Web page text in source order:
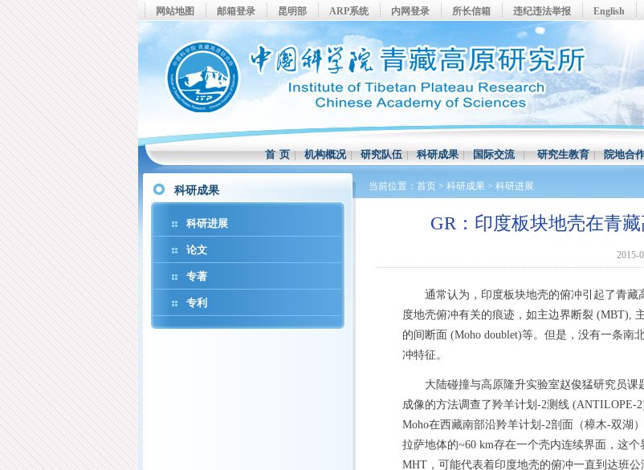
网站地图 邮箱登录 昆明部 ARP系统 内网登录 所长信箱 违纪违法举报 English
首 页|机构概况|研究队伍|科研成果|国际交流|研究生教育|院地合
科研成果
科研进展
论文
专著
专利
当前位置： 首页 > 科研成果 > 科研进展
GR：印度板块地壳在青
通常认为，印度板块地壳的俯冲引起了青藏
度地壳俯冲有关的痕迹，如主边界断裂 (MBT),
的间断面 (Moho doublet)等。但是，没有一条
冲特征。
大陆碰撞与高原隆升实验室赵俊猛研究员课
成像的方法调查了羚羊计划-2测线 (ANTILOPE-
Moho在西藏南部沿羚羊计划-2剖面（樟木-双湖
拉萨地体的~60 km存在一个壳内连续界面，这
MHT，可能代表着印度地壳的俯冲一直到达班